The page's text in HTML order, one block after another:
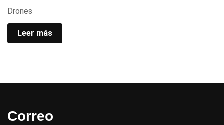
Drones
Leer más
Correo